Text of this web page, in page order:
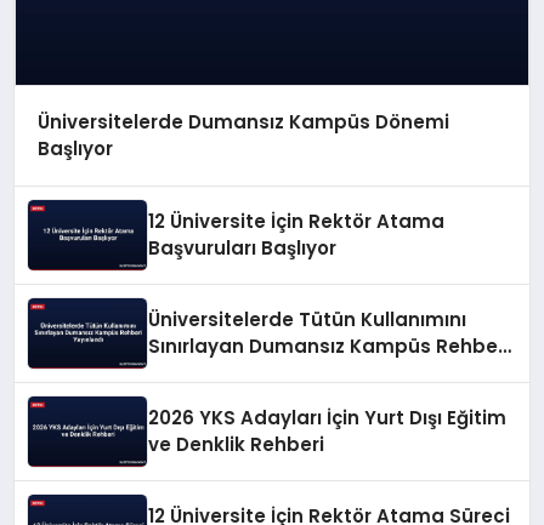
Üniversitelerde Dumansız Kampüs Dönemi
Başlıyor
12 Üniversite İçin Rektör Atama
Başvuruları Başlıyor
Üniversitelerde Tütün Kullanımını
Sınırlayan Dumansız Kampüs Rehberi
2026 YKS Adayları İçin Yurt Dışı Eğitim
ve Denklik Rehberi
12 Üniversite İçin Rektör Atama Süreci